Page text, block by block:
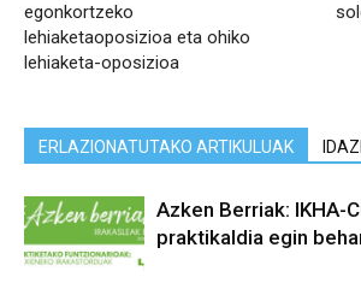
egonkortzeko
lehiaketaoposizioa eta ohiko
lehiaketa-oposizioa
ERLAZIONATUTAKO ARTIKULUAK
Azken Berriak: IKHA-
praktikaldia egin